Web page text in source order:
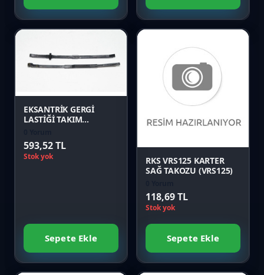
Favori
Karşılaştır
EKSANTRİK GERGİ
LASTİĞİ TAKIM
593,52 TL
Stok yok
Sepete Ekle
Favori
Karşılaştır
RKS VRS125 KARTER
SAĞ TAKOZU (VRS125)
118,69 TL
Stok yok
Sepete Ekle
Favori